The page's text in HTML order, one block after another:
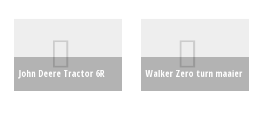
John Deere Tractor 6R
Walker Zero turn maaier